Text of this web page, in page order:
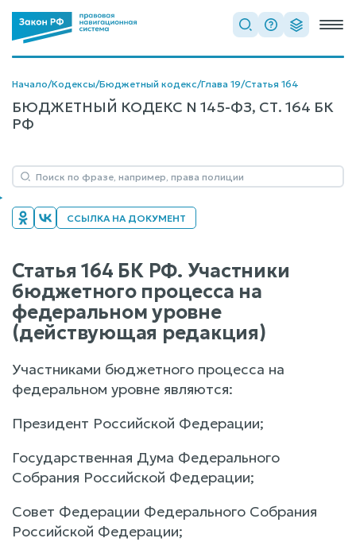
Начало/Кодексы/Бюджетный кодекс/Глава 19/Статья 164
БЮДЖЕТНЫЙ КОДЕКС N 145-ФЗ, СТ. 164 БК
РФ
ССЫЛКА НА ДОКУМЕНТ
Статья 164 БК РФ. Участники
бюджетного процесса на
федеральном уровне
(действующая редакция)
Участниками бюджетного процесса на
федеральном уровне являются:
Президент Российской Федерации;
Государственная Дума Федерального
Собрания Российской Федерации;
Совет Федерации Федерального Собрания
Российской Федерации;